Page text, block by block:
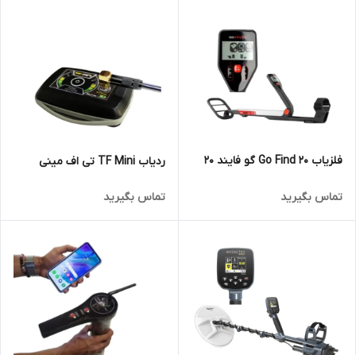
فلزیاب 20 Go Find گو فایند 20
تماس بگیرید
ردیاب TF Mini تی اف مینی
تماس بگیرید